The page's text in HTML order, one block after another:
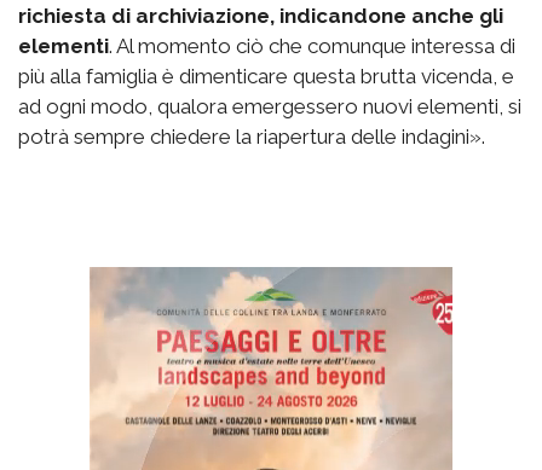
richiesta di archiviazione, indicandone anche gli
elementi. Al momento ciò che comunque interessa di
più alla famiglia è dimenticare questa brutta vicenda, e
ad ogni modo, qualora emergessero nuovi elementi, si
potrà sempre chiedere la riapertura delle indagini».